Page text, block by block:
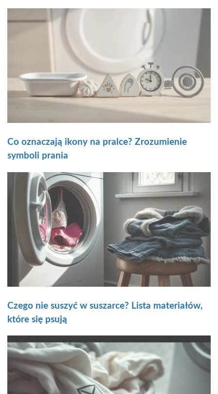
Co oznaczają ikony na pralce? Zrozumienie
symboli prania
Czego nie suszyć w suszarce? Lista materiałów,
które się psują